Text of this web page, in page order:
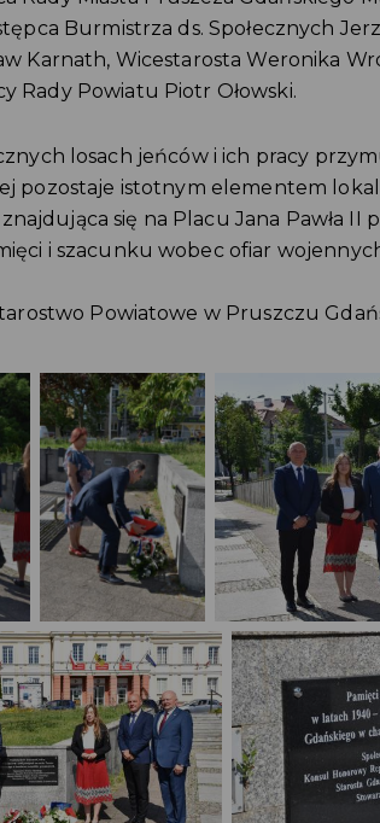
Burmistrza ds. Społecznych
Karnath, Wicestarosta Weronika
Rady Powiatu Piotr Ołowski.
losach jeńców i ich pracy
pozostaje istotnym elementem
się na Placu Jana Pawła II
i szacunku wobec ofiar
Powiatowe w Pruszczu